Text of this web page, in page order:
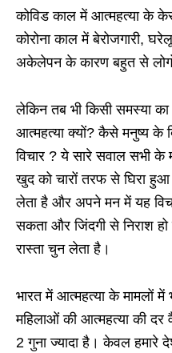
कोविड काल में आत्महत्या के
कोरोना काल में बेरोजगारी,
अकेलेपन के कारण बहुत से
लेकिन तब भी किसी समस्या
आत्महत्या क्यों? कैसे मनुष्य के
विचार ? ये सारे सवाल सभी
खुद को चारों तरफ से घिरा
लेता है और अपने मन में यह
सकता और जिंदगी से निराश हो
रास्ता चुन लेता है।
भारत में आत्महत्या के मामलों में
महिलाओं की आत्महत्या की
2 गुना ज्यादा है। केवल